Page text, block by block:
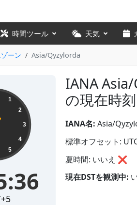
時間ツール 天気
ーン Asia/Qyzylorda
IANA
の現在時刻
1
2
3
4
5
IANA名: Asia/
標準オフセット:
夏時間: いいえ ❌
現在DSTを観測中: